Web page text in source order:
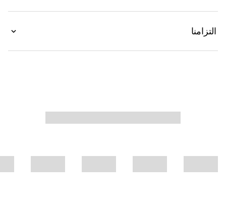
التزامنا